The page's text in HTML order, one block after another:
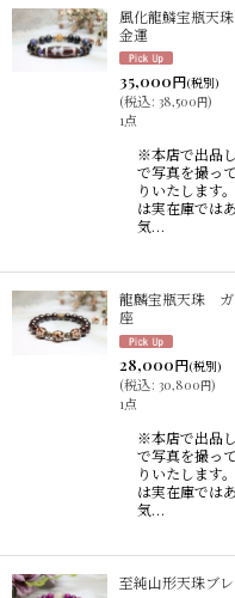
風化龍鱗宝瓶天
金運
35,000円(税別)
(税込: 38,500円)
1点
※本店で出品
で写真を撮っ
りいたします
は実在庫では
気…
龍麟宝瓶天珠
座
28,000円(税別)
(税込: 30,800円)
1点
※本店で出品
で写真を撮っ
りいたします
は実在庫では
気…
至純山形天珠ブレ